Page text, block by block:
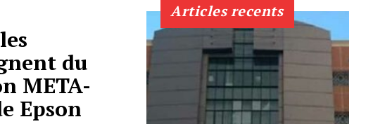
du
META-
Epson
Articles recents